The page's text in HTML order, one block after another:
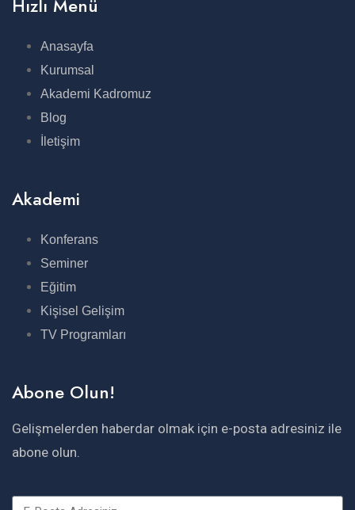
Hızlı Menü
Anasayfa
Kurumsal
Akademi Kadromuz
Blog
İletişim
Akademi
Konferans
Seminer
Eğitim
Kişisel Gelişim
TV Programları
Abone Olun!
Gelişmelerden haberdar olmak için e-posta adresiniz ile
abone olun.